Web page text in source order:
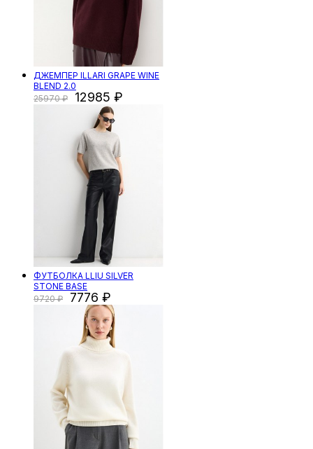
ДЖЕМПЕР ILLARI GRAPE WINE
BLEND 2.0
25970
12985
ФУТБОЛКА LLIU SILVER
STONE BASE
9720
7776